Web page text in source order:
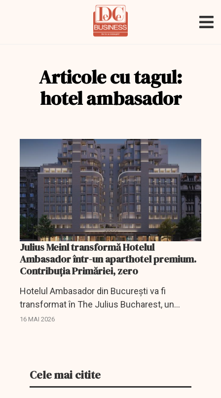
Articole cu tagul:
hotel ambasador
Julius Meinl transformă Hotelul
Ambasador într-un aparthotel premium.
Contribuția Primăriei, zero
Hotelul Ambasador din București va fi
transformat în The Julius Bucharest, un
proiect hotelier al familiei austriece Meinl.
16 MAI 2026
Cele mai citite